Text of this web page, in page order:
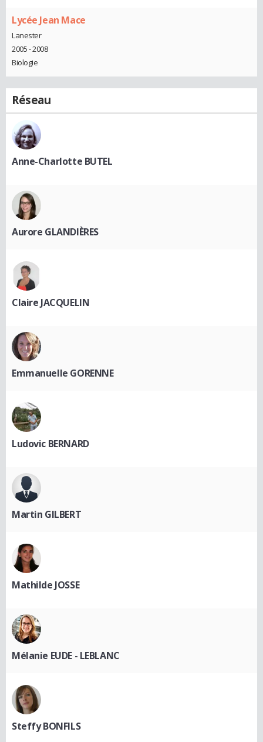
Lycée Jean Mace
Lanester
2005 - 2008
Biologie
Réseau
Anne-Charlotte BUTEL
Aurore GLANDIÈRES
Claire JACQUELIN
Emmanuelle GORENNE
Ludovic BERNARD
Martin GILBERT
Mathilde JOSSE
Mélanie EUDE - LEBLANC
Steffy BONFILS